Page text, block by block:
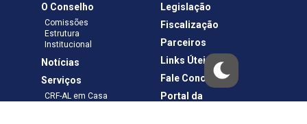
O Conselho
Comissões
Estrutura
Institucional
Notícias
Serviços
CRF-AL em Casa
Legislação
Fiscalização
Parceiros
Links Úteis
Fale Conosco
Portal da